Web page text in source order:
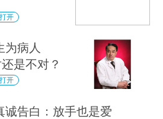
开
为病人
是不对？
开
诚告白：放手也是爱